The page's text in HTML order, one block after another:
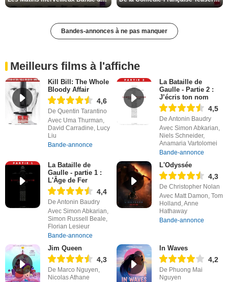
Bandes-annonces à ne pas manquer
Meilleurs films à l'affiche
Kill Bill: The Whole
Bloody Affair
4,6
De Quentin Tarantino
Avec Uma Thurman,
David Carradine, Lucy
Liu
Bande-annonce
La Bataille de
Gaulle - Partie 2 :
J’écris ton nom
4,5
De Antonin Baudry
Avec Simon Abkarian,
Niels Schneider,
Anamaria Vartolomei
Bande-annonce
La Bataille de
Gaulle - partie 1 :
L'Âge de Fer
4,4
De Antonin Baudry
Avec Simon Abkarian,
Simon Russell Beale,
Florian Lesieur
Bande-annonce
L'Odyssée
4,3
De Christopher Nolan
Avec Matt Damon, Tom
Holland, Anne
Hathaway
Bande-annonce
Jim Queen
4,3
De Marco Nguyen,
Nicolas Athane
In Waves
4,2
De Phuong Mai
Nguyen